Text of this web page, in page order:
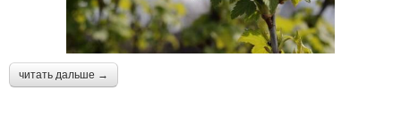
читать дальше →